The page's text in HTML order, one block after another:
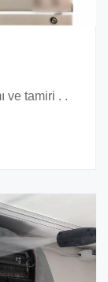
ve tamiri . .